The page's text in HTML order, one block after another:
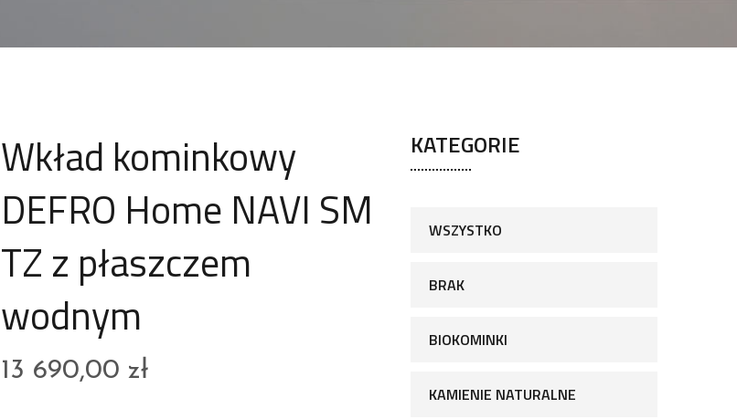
Wkład kominkowy
DEFRO Home NAVI SM
TZ z płaszczem
wodnym
13 690,00zł
KATEGORIE
WSZYSTKO
BRAK
BIOKOMINKI
KAMIENIE NATURALNE